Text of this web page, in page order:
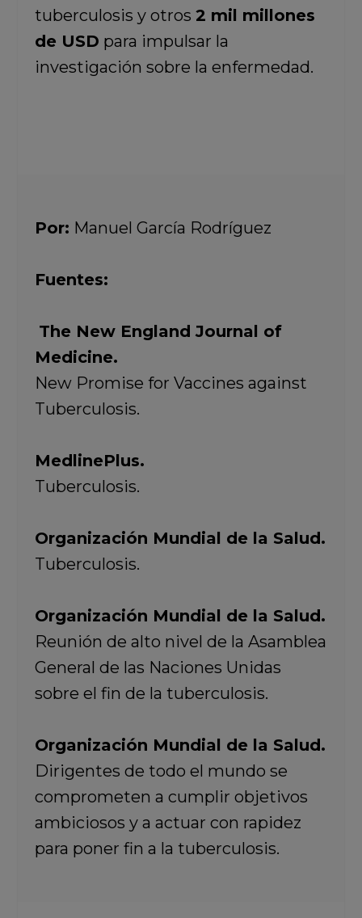
tuberculosis y otros 2 mil millones
de USD para impulsar la
investigación sobre la enfermedad.
Por: Manuel García Rodríguez
Fuentes:
The New England Journal of
Medicine.
New Promise for Vaccines against
Tuberculosis.
MedlinePlus.
Tuberculosis.
Organización Mundial de la Salud.
Tuberculosis.
Organización Mundial de la Salud.
Reunión de alto nivel de la Asamblea
General de las Naciones Unidas
sobre el fin de la tuberculosis.
Organización Mundial de la Salud.
Dirigentes de todo el mundo se
comprometen a cumplir objetivos
ambiciosos y a actuar con rapidez
para poner fin a la tuberculosis.